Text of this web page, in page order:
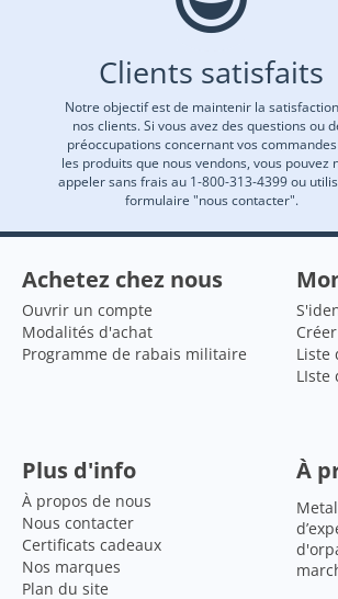
Clients satisfaits
Notre objectif est de maintenir la
nos clients. Si vous avez des questions ou
préoccupations concernant vos
les produits que nous vendons, vous pouvez
appeler sans frais au 1-800-313-4399 ou
formulaire "nous contacter".
Achetez chez nous
Ouvrir un compte
Modalités d'achat
Programme de rabais militaire
Liste
LIste
Plus d'info
À propos de nous
Nous contacter
Certificats cadeaux
Nos marques
Plan du site
À